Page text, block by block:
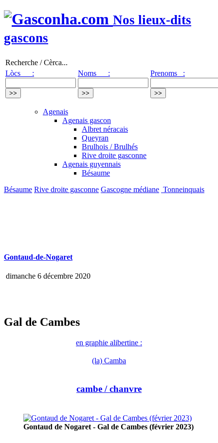
Nos lieux-dits
gascons
Recherche / Cèrca...
Lòcs :
Noms : Prenoms :
Agenais
Agenais gascon
Albret néracais
Queyran
Brulhois / Brulhés
Rive droite gasconne
Agenais guyennais
Bésaume
Bésaume Rive droite gasconne Gascogne médiane Tonneinquais
Gontaud-de-Nogaret
dimanche 6 décembre 2020
Gal de Cambes
en graphie alibertine :
(la) Camba
cambe / chanvre
Gontaud de Nogaret - Gal de Cambes (février 2023)